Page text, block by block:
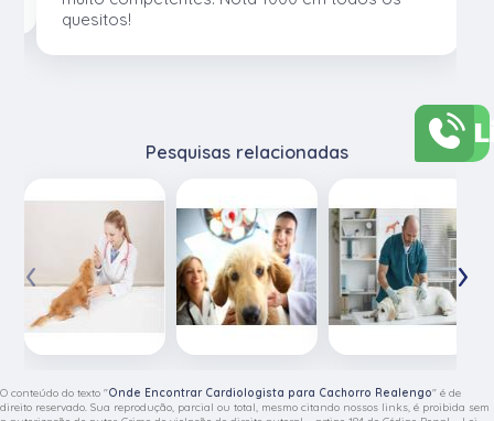
quesitos!
Pesquisas relacionadas
‹ ›
O conteúdo do texto "Onde Encontrar Cardiologista para Cachorro Realengo" é de
direito reservado. Sua reprodução, parcial ou total, mesmo citando nossos links, é proibida sem